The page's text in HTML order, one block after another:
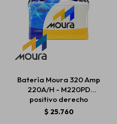
Batería Moura 320 Amp
220A/H - M220PD
positivo derecho
$ 25.760